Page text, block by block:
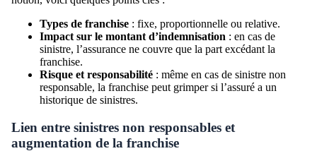
Types de franchise : fixe, proportionnelle ou relative.
Impact sur le montant d’indemnisation : en cas de
sinistre, l’assurance ne couvre que la part excédant la
franchise.
Risque et responsabilité : même en cas de sinistre non
responsable, la franchise peut grimper si l’assuré a un
historique de sinistres.
Lien entre sinistres non responsables et
augmentation de la franchise